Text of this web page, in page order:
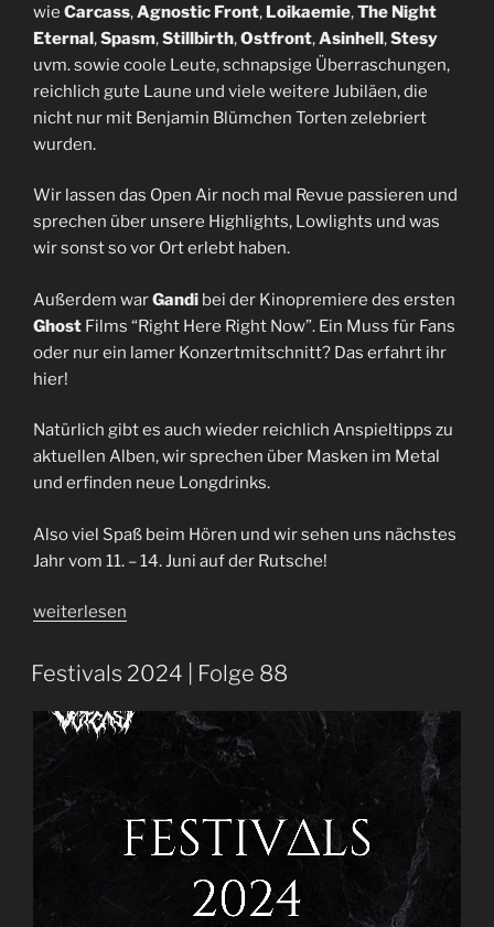
wie Carcass,Agnostic Front, Loikaemie,The Night
Eternal,Spasm,Stillbirth,Ostfront,Asinhell,Stesy
uvm. sowie coole Leute, schnapsige Überraschungen,
reichlich gute Laune und viele weitere Jubiläen, die
nicht nur mit Benjamin Blümchen Torten zelebriert
wurden.
Wir lassen das Open Air noch mal Revue passieren und
sprechen über unsere Highlights, Lowlights und was
wir sonst so vor Ort erlebt haben.
Außerdem warGandi bei der Kinopremiere des ersten
Ghost Films “Right Here Right Now”. Ein Muss für Fans
oder nur ein lamer Konzertmitschnitt? Das erfahrt ihr
hier!
Natürlich gibt es auch wieder reichlich Anspieltipps zu
aktuellen Alben, wir sprechen über Masken im Metal
und erfinden neue Longdrinks.
Also viel Spaß beim Hören und wir sehen uns nächstes
Jahr vom 11. – 14. Juni auf der Rutsche!
„Metal
2024
Festival
Folge
93“
weiterlesen
Festivals 2024 | Folge 88